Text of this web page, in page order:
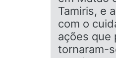
Tamiris, e
com o
ações que
tornaram-